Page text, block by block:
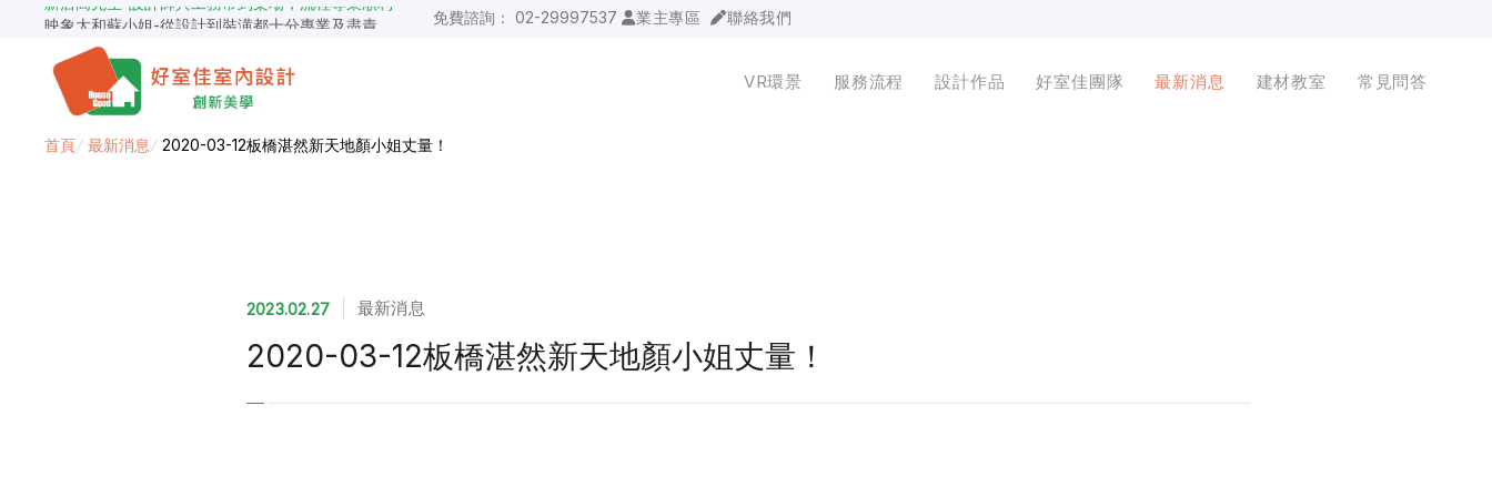
映象太和蘇小姐-從設計到裝潢都十分專業及盡責
超級F1歐小姐-設計跟材料的品質都很優質，建議實用
說明仔細流程順暢，注意施工上細節，施工團隊專業細心
毛胚屋裝修推薦，設計師與工務完美配合，效果非常滿意
春城越蔡先生-設計師溝通規劃完善，整體來說相當滿意
免費諮詢： 02-29997537 業主專區 聯絡我們
VR環景 服務流程 設計作品 好室佳團隊 最新消息 建材教室 常見問答
首頁/ 最新消息 / 2020-03-12板橋湛然新天地顏小姐丈量！
2023.02.27 最新消息
2020-03-12板橋湛然新天地顏小姐丈量！